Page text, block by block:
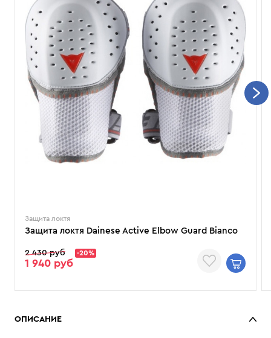
Защита локтя
Защита локтя Dainese Active Elbow Guard Bianco
2 430 руб -20%
1 940 руб
ОПИСАНИЕ